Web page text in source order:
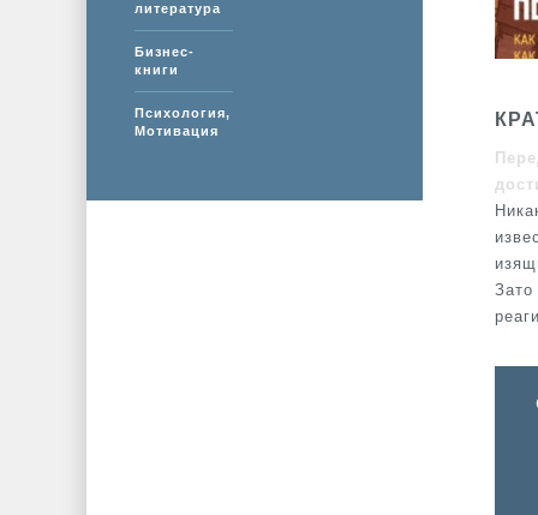
Зато
литература
Бизнес-
книги
Психология,
Мотивация